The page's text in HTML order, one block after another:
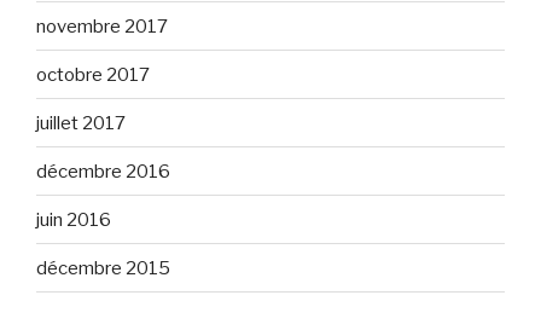
novembre 2017
octobre 2017
juillet 2017
décembre 2016
juin 2016
décembre 2015